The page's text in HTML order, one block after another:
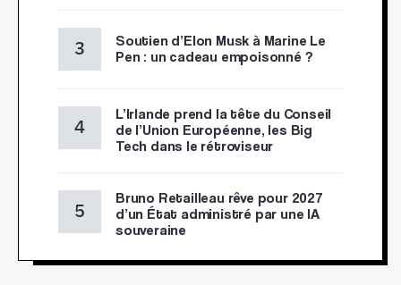
Soutien d’Elon Musk à Marine Le
Pen : un cadeau empoisonné ?
L’Irlande prend la tête du Conseil
de l’Union Européenne, les Big
Tech dans le rétroviseur
Bruno Retailleau rêve pour 2027
d’un État administré par une IA
souveraine